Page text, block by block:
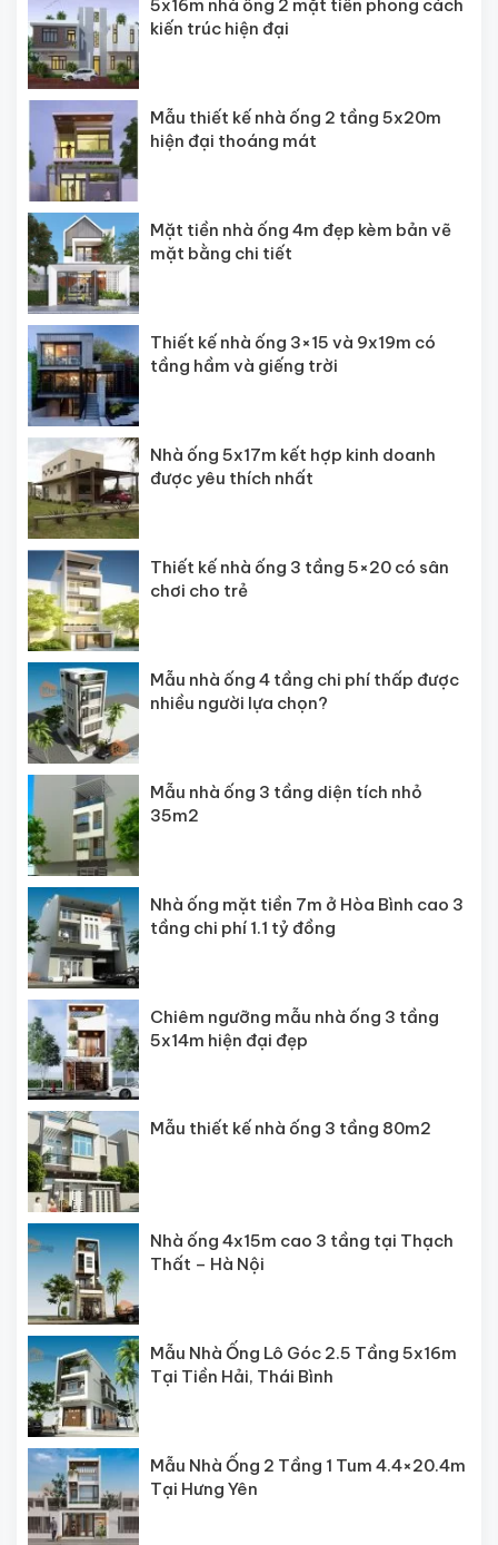
5x16m nhà ống 2 mặt tiền phong cách
kiến trúc hiện đại
Mẫu thiết kế nhà ống 2 tầng 5x20m
hiện đại thoáng mát
Mặt tiền nhà ống 4m đẹp kèm bản vẽ
mặt bằng chi tiết
Thiết kế nhà ống 3×15 và 9x19m có
tầng hầm và giếng trời
Nhà ống 5x17m kết hợp kinh doanh
được yêu thích nhất
Thiết kế nhà ống 3 tầng 5×20 có sân
chơi cho trẻ
Mẫu nhà ống 4 tầng chi phí thấp được
nhiều người lựa chọn?
Mẫu nhà ống 3 tầng diện tích nhỏ
35m2
Nhà ống mặt tiền 7m ở Hòa Bình cao 3
tầng chi phí 1.1 tỷ đồng
Chiêm ngưỡng mẫu nhà ống 3 tầng
5x14m hiện đại đẹp
Mẫu thiết kế nhà ống 3 tầng 80m2
Nhà ống 4x15m cao 3 tầng tại Thạch
Thất – Hà Nội
Mẫu Nhà Ống Lô Góc 2.5 Tầng 5x16m
Tại Tiền Hải, Thái Bình
Mẫu Nhà Ống 2 Tầng 1 Tum 4.4×20.4m
Tại Hưng Yên